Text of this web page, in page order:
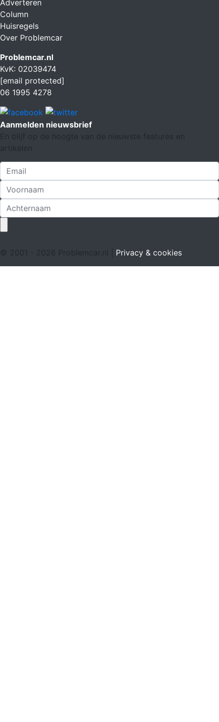
Adverteren
Column
Huisregels
Over Problemcar
Problemcar.nl
KvK: 02039474
[email protected]
06 1995 4278
Aanmelden nieuwsbrief
En blijf op de hoogte van de nieuwste features en
artikelen
© 2001 - 2026 Problemcar.nl | Privacy & cookies